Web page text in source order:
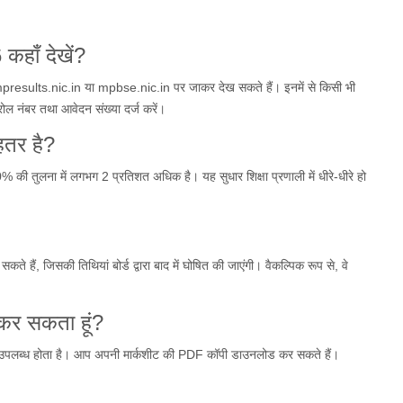
कहाँ देखें?
या mpbse.nic.in पर जाकर देख सकते हैं। इनमें से किसी भी
नंबर तथा आवेदन संख्या दर्ज करें।
है?
तुलना में लगभग 2 प्रतिशत अधिक है। यह सुधार शिक्षा प्रणाली में धीरे-धीरे हो
जिसकी तिथियां बोर्ड द्वारा बाद में घोषित की जाएंगी। वैकल्पिक रूप से, वे
सकता हूं?
होता है। आप अपनी मार्कशीट की PDF कॉपी डाउनलोड कर सकते हैं।